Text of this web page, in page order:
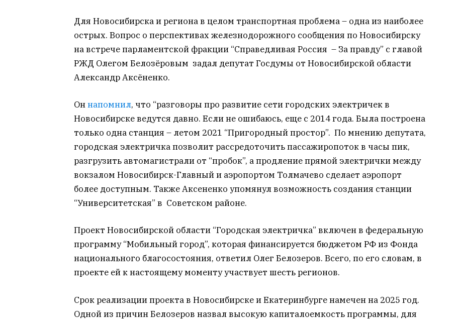
Для Новосибирска и региона в целом транспортная проблема – одна из наиболее
острых. Вопрос о перспективах железнодорожного сообщения по Новосибирску
на встрече парламентской фракции “Справедливая Россия – За правду” с главой
РЖД Олегом Белозёровым задал депутат Госдумы от Новосибирской области
Александр Аксёненко.
Оннапомнил, что “разговоры про развитие сети городских электричек в
Новосибирске ведутся давно. Если не ошибаюсь, еще с 2014 года. Была построена
только одна станция – летом 2021 “Пригородный простор”. По мнению депутата,
городская электричка позволит рассредоточить пассажиропоток в часы пик,
разгрузить автомагистрали от “пробок”, а продление прямой электрички между
вокзалом Новосибирск-Главный и аэропортом Толмачево сделает аэропорт
более доступным. Также Аксененко упомянул возможность создания станции
“Университетская” в Советском районе.
Проект Новосибирской области “Городская электричка” включен в федеральную
программу “Мобильный город”, которая финансируется бюджетом РФ из Фонда
национального благосостояния, ответил Олег Белозеров. Всего, по его словам, в
проекте ей к настоящему моменту участвует шесть регионов.
Срок реализации проекта в Новосибирске и Екатеринбурге намечен на 2025 год.
Одной из причин Белозеров назвал высокую капиталоемкость программы, для